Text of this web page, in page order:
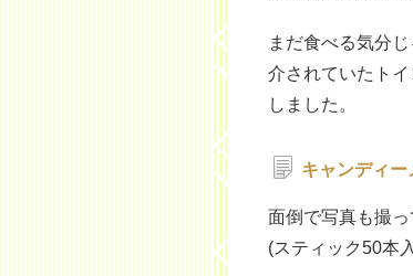
まだ食べる気分
介されていたト
しました。
キャンディ
面倒で写真も撮
(スティック50本